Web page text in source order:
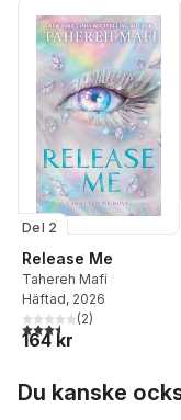
Del 2
Release Me
Tahereh Mafi
Häftad, 2026
3,5utav 5 stjärnor. Totalt
(2)
164 kr
Du kanske